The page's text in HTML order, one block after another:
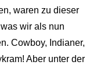
waren zu dieser
wir als nun
Cowboy, Indianer,
Aber unter der